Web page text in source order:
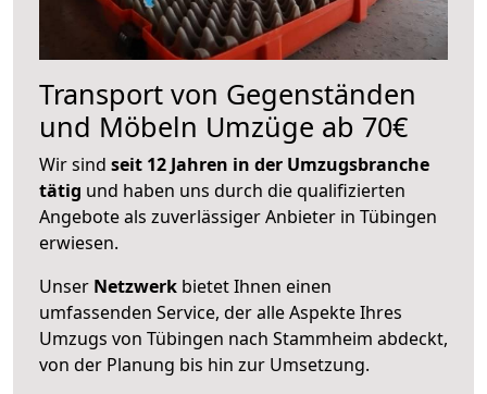
Transport von Gegenständen
und Möbeln Umzüge ab 70€
Wir sind seit 12 Jahren in der Umzugsbranche
tätig und haben uns durch die qualifizierten
Angebote als zuverlässiger Anbieter in Tübingen
erwiesen.
Unser Netzwerk bietet Ihnen einen
umfassenden Service, der alle Aspekte Ihres
Umzugs von Tübingen nach Stammheim abdeckt,
von der Planung bis hin zur Umsetzung.